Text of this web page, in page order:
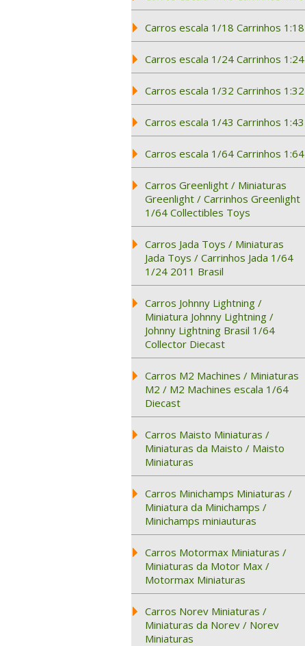
Carros escala 1/18 Carrinhos 1:18
Carros escala 1/24 Carrinhos 1:24
Carros escala 1/32 Carrinhos 1:32
Carros escala 1/43 Carrinhos 1:43
Carros escala 1/64 Carrinhos 1:64
Carros Greenlight / Miniaturas
Greenlight / Carrinhos Greenlight
1/64 Collectibles Toys
Carros Jada Toys / Miniaturas
Jada Toys / Carrinhos Jada 1/64
1/24 2011 Brasil
Carros Johnny Lightning /
Miniatura Johnny Lightning /
Johnny Lightning Brasil 1/64
Collector Diecast
Carros M2 Machines / Miniaturas
M2 / M2 Machines escala 1/64
Diecast
Carros Maisto Miniaturas /
Miniaturas da Maisto / Maisto
Miniaturas
Carros Minichamps Miniaturas /
Miniatura da Minichamps /
Minichamps miniauturas
Carros Motormax Miniaturas /
Miniaturas da Motor Max /
Motormax Miniaturas
Carros Norev Miniaturas /
Miniaturas da Norev / Norev
Miniaturas